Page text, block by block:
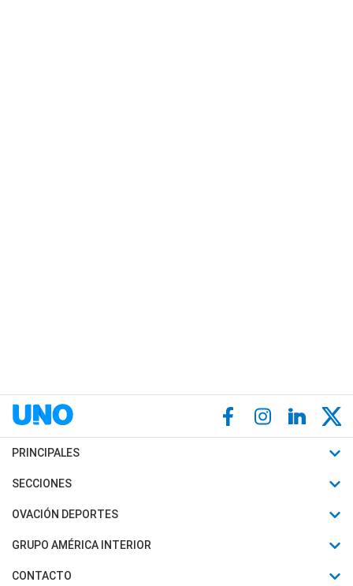
PRINCIPALES
Últimas Noticias
Política
SECCIONES
Horóscopo
Motores
OVACIÓN DEPORTES
Fútbol
Mundial
GRUPO AMÉRICA INTERIOR
Canal 7 en Vivo
CONTACTO